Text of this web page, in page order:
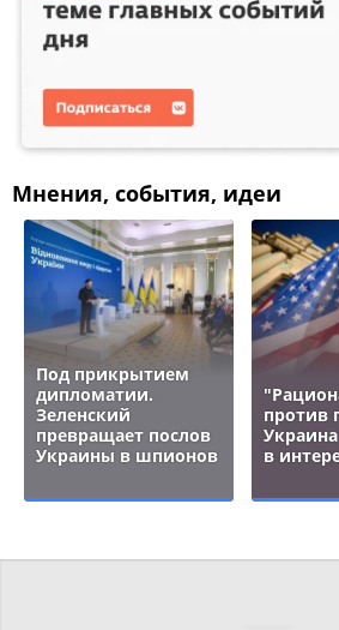
Мнения, события, идеи
Под прикрытием
дипломатии.
Зеленский
превращает послов
Украины в шпионов
против
в